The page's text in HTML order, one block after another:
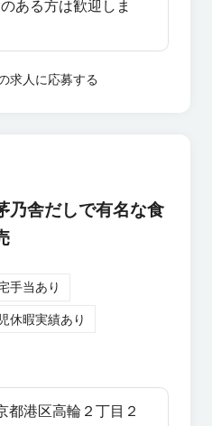
を超えるサービスを
プアップはもちろ
があります。
郡久山町 創業以来20
けてきた茅葺屋根の
終え、6月にリニュー
ンしました。 「五感
ニューを提供してい
知られる椒房庵（し
）の「あごだしめん
意しています。 博多
の家庭料理や旬の食材
間かけたプロの味で
ただけます。 三連の
みたっぷりのあごだ
いこを心ゆくまで堪能
ある方は歓迎しま
求人に応募する
乃舎だしで有名な食
手当あり
休暇実績あり
都港区高輪２丁目２